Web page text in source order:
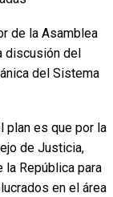
de la Asamblea
discusión del
del Sistema
plan es que por la
de Justicia,
República para
en el área